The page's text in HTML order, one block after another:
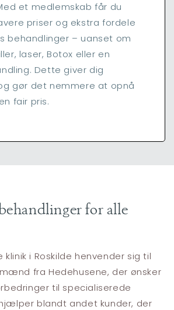
et medlemskab får du
priser og ekstra fordele
behandlinger – uanset om
laser, Botox eller en
Dette giver dig
gør det nemmere at opnå
fair pris.
for alle
klinik i Roskilde henvender sig til
fra Hedehusene, der ønsker
til specialiserede
blandt andet kunder, der